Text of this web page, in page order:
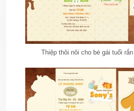
Thiệp thôi nôi cho bé gái tuổi